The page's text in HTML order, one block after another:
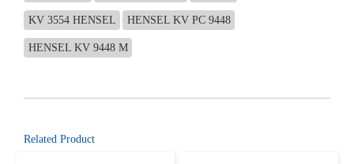
KV 3554 HENSEL HENSEL KV PC 9448
HENSEL KV 9448 M
Related Product